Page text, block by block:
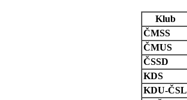
Klub
ČMSS
ČMUS
ČSSD
KDS
KDU-ČSL